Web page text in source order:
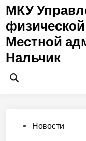
Перейти
содержимому
МКУ
Местной
Нальчик
Открыть
Опубликовано
Новости